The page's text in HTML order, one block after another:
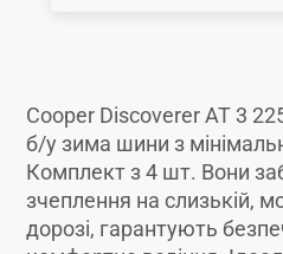
Cooper Discoverer AT 3
б/у зима шини з
Комплект з 4 шт. Вони
зчеплення на слизькій,
дорозі, гарантують